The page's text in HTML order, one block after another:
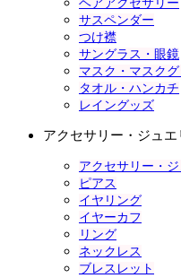
ヘアアクセサリー
サスペンダー
つけ襟
サングラス・眼鏡
マスク・マスク
タオル・ハンカチ
レイングッズ
アクセサリー・ジュエ
アクセサリー・
ピアス
イヤリング
イヤーカフ
リング
ネックレス
ブレスレット